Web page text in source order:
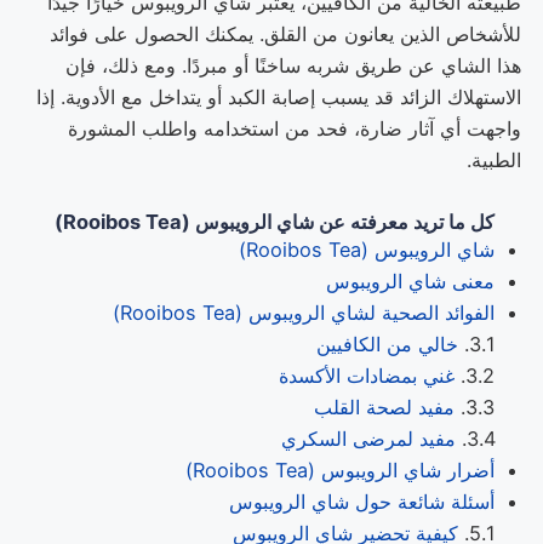
للأشخاص الذين يعانون من القلق. يمكنك الحصول على فوائد
هذا الشاي عن طريق شربه ساخنًا أو مبردًا. ومع ذلك، فإن
الاستهلاك الزائد قد يسبب إصابة الكبد أو يتداخل مع الأدوية. إذا
واجهت أي آثار ضارة، فحد من استخدامه واطلب المشورة
الطبية.
كل ما تريد معرفته عن شاي الرويبوس (Rooibos Tea)
شاي الرويبوس (Rooibos Tea)
معنى شاي الرويبوس
الفوائد الصحية لشاي الرويبوس (Rooibos Tea)
خالي من الكافيين
غني بمضادات الأكسدة
مفيد لصحة القلب
مفيد لمرضى السكري
أضرار شاي الرويبوس (Rooibos Tea)
أسئلة شائعة حول شاي الرويبوس
كيفية تحضير شاي الرويبوس